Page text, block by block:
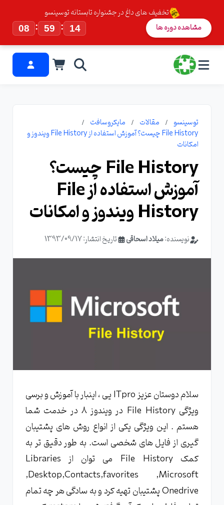
تخفیف های داغ در جشنواره تابستانه توسینسو
08
: 59 : 14 مشاهده دوره ها
توسینسو مقالات
مایکروسافت
File History چیست؟ آموزش استفاده از File History ویندوز و
امکانات
File History چیست؟
آموزش استفاده از File
History ویندوز و امکانات
نویسنده:میلاد اسحاقی تاریخ انتشار: 1393/09/17
سلام دوستان عزیز ITpro یی ، اینبار با آموزش و برسی
ویژگی File History در ویندوز 8 در خدمت شما
هستم . این ویژگی یکی از انواع روش های پشتیبان
گیری از فایل های شخصی است. به طور دقیق تر به
کمک File History می توان از Libraries
,Desktop,Contacts,favorites ,Microsoft
Onedrive پشتیبان تهیه کرد و به سادگی هر چه تمام